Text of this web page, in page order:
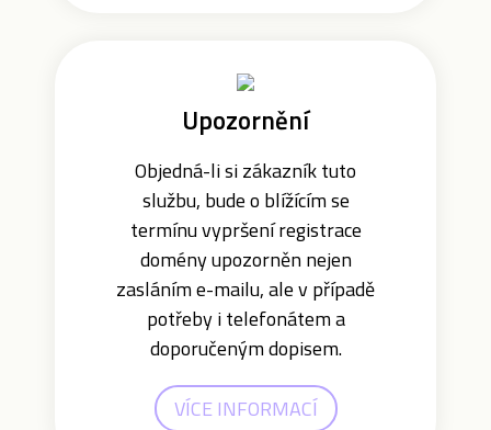
Upozornění
Objedná-li si zákazník tuto
službu, bude o blížícím se
termínu vypršení registrace
domény upozorněn nejen
zasláním e-mailu, ale v případě
potřeby i telefonátem a
doporučeným dopisem.
VÍCE INFORMACÍ